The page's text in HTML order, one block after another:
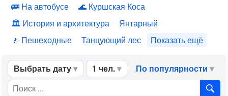
На автобусе
Куршская Коса
История и архитектура
Янтарный
Пешеходные
Танцующий лес Показать ещё
Выбрать дату 1 чел. По популярности